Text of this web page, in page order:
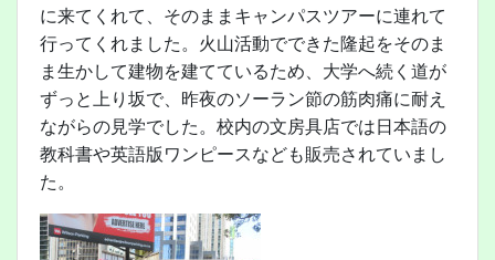
に来てくれて、そのままキャンパスツアーに連れて
行ってくれました。火山活動でできた隆起をそのま
ま生かして建物を建てているため、大学へ続く道が
ずっと上り坂で、昨夜のソーラン節の筋肉痛に耐え
ながらの見学でした。校内の文房具店では日本語の
教科書や英語版ワンピースなども販売されていまし
た。